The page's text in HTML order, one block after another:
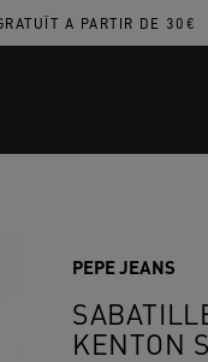
A PARTIR DE 30€
KENTON
PEPE JEANS